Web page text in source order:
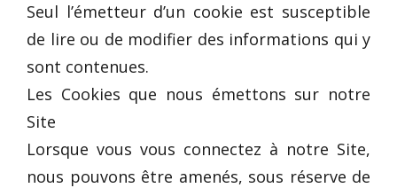
Seul l’émetteur d’un cookie est susceptible
de lire ou de modifier des informations qui y
sont contenues.
Les Cookies que nous émettons sur notre
Site
Lorsque vous vous connectez à notre Site,
nous pouvons être amenés, sous réserve de